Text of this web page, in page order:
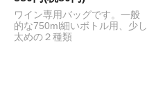
ワイン専用バッグです。一般
的な750ml細いボトル用、少し
太めの２種類